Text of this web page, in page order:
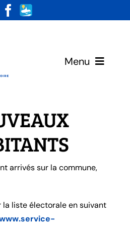
Menu
arrivés sur la commune,
la liste électorale en suivant